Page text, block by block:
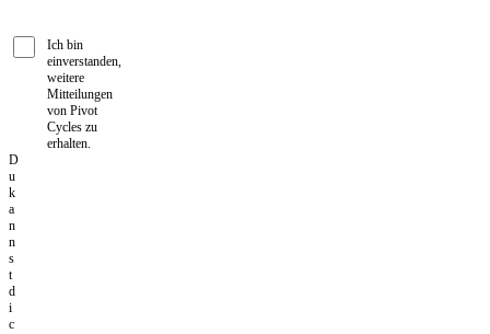
Ich bin
einverstanden,
weitere
Mitteilungen
von Pivot
Cycles zu
erhalten.
D
u
k
a
n
n
s
t
d
i
c